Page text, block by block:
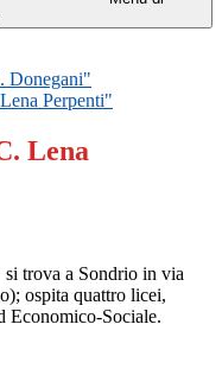
Donegani"
Perpenti"
Lena
trova a Sondrio in via
ospita quattro licei,
Economico-Sociale.